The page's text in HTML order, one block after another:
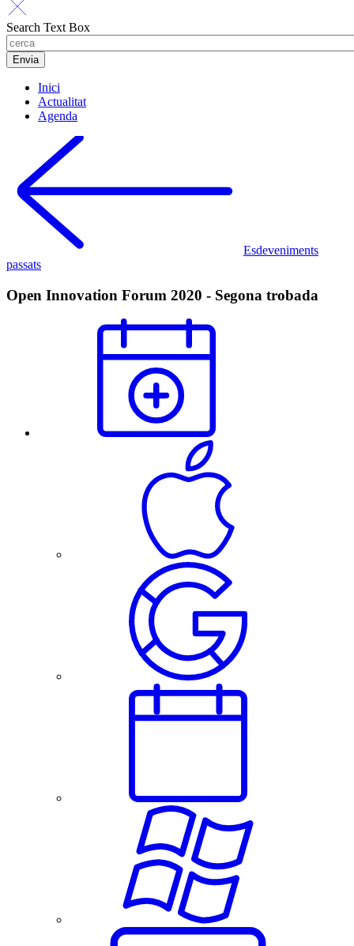
Search Text Box
Inici
Actualitat
Agenda
Esdeveniments
passats
Open Innovation Forum 2020 - Segona trobada